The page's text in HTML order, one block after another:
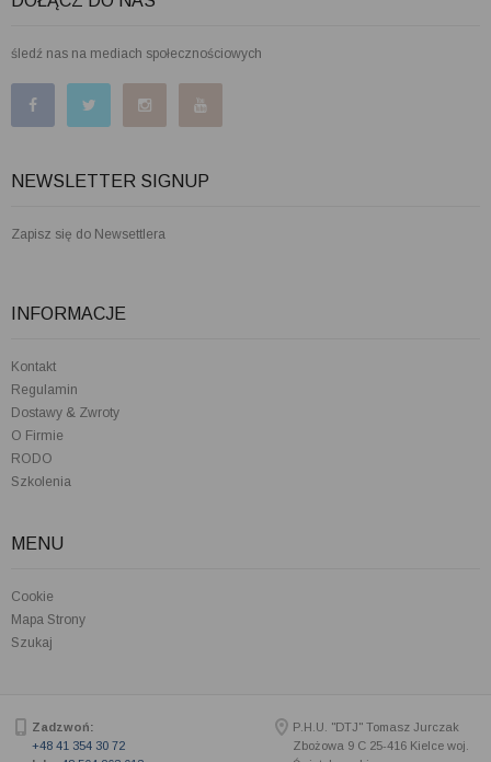
śledź nas na mediach społecznościowych
NEWSLETTER SIGNUP
Zapisz się do Newsettlera
INFORMACJE
Kontakt
Regulamin
Dostawy & Zwroty
O Firmie
RODO
Szkolenia
MENU
Cookie
Mapa Strony
Szukaj
Zadzwoń:
+48 41 354 30 72
P.H.U. "DTJ" Tomasz Jurczak
Zbożowa 9 C 25-416 Kielce woj.